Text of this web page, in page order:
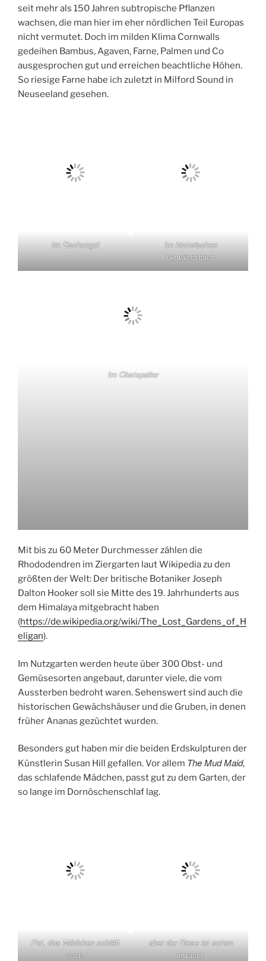
seit mehr als 150 Jahren subtropische Pflanzen
wachsen, die man hier im eher nördlichen Teil Europas
nicht vermutet. Doch im milden Klima Cornwalls
gedeihen Bambus, Agaven, Farne, Palmen und Co
ausgesprochen gut und erreichen beachtliche Höhen.
So riesige Farne habe ich zuletzt in Milford Sound in
Neuseeland gesehen.
Im Dschungel
Im historischen
Gewächshaus
Im Obstspalier
Mit bis zu 60 Meter Durchmesser zählen die
Rhododendren im Ziergarten laut Wikipedia zu den
größten der Welt: Der britische Botaniker Joseph
Dalton Hooker soll sie Mitte des 19. Jahrhunderts aus
dem Himalaya mitgebracht haben
(https://de.wikipedia.org/wiki/The_Lost_Gardens_of_H
eligan).
Im Nutzgarten werden heute über 300 Obst- und
Gemüsesorten angebaut, darunter viele, die vom
Aussterben bedroht waren. Sehenswert sind auch die
historischen Gewächshäuser und die Gruben, in denen
früher Ananas gezüchtet wurden.
Besonders gut haben mir die beiden Erdskulpturen der
Künstlerin Susan Hill gefallen. Vor allem The Mud Maid,
das schlafende Mädchen, passt gut zu dem Garten, der
so lange im Dornöschenschlaf lag.
Pst, das Mädchen schläft
noch,
aber der Riese ist schon
erwacht.